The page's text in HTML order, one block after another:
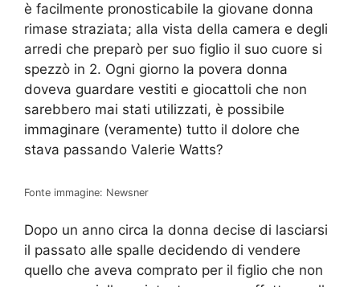
è facilmente pronosticabile la giovane donna
rimase straziata; alla vista della camera e degli
arredi che preparò per suo figlio il suo cuore si
spezzò in 2. Ogni giorno la povera donna
doveva guardare vestiti e giocattoli che non
sarebbero mai stati utilizzati, è possibile
immaginare (veramente) tutto il dolore che
stava passando Valerie Watts?
Fonte immagine: Newsner
Dopo un anno circa la donna decise di lasciarsi
il passato alle spalle decidendo di vendere
quello che aveva comprato per il figlio che non